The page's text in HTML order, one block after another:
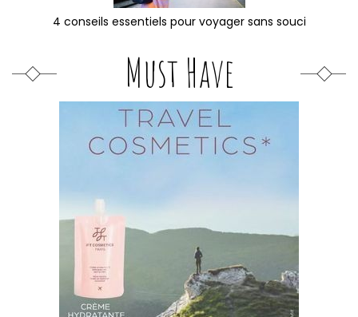
4 conseils essentiels pour voyager sans souci
Must Have